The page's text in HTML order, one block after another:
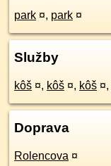
park ¤, park ¤
Služby
kôš ¤, kôš ¤, kôš ¤,
Doprava
Rolencova ¤